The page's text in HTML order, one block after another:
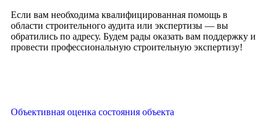
Если вам необходима квалифицированная помощь в
области строительного аудита или экспертизы — вы
обратились по адресу. Будем рады оказать вам поддержку и
провести профессиональную строительную экспертизу!
Объективная оценка состояния объекта